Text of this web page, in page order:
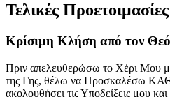
Τελικές Προετοιμασίες
Κρίσιμη Κλήση από τον
Πριν απελευθερώσω το Χέρι Μου
της Γης, θέλω να Προσκαλέσω
ακολουθήσει τις Υποδείξεις μου